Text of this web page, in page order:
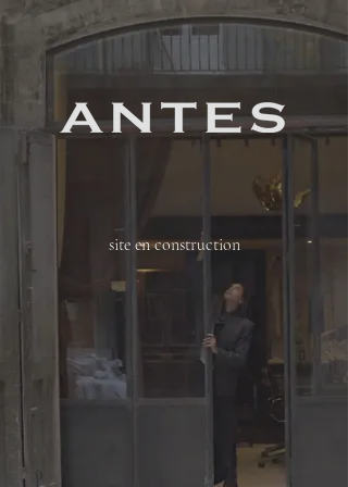
site en construction